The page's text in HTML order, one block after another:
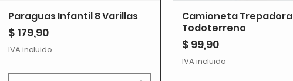
Paraguas Infantil 8 Varillas
Precio
$ 179,90
IVA incluido
Camioneta Trepadora
Todoterreno
Precio
$ 99,90
IVA incluido